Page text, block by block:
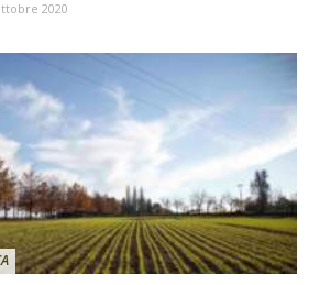
2020